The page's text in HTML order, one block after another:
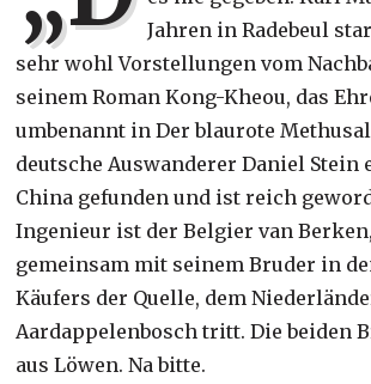
Jahren in Radebeul
sehr wohl Vorstellungen vom
seinem Roman Kong-Kheou, das
umbenannt in Der blaurote
deutsche Auswanderer Daniel Stein
China gefunden und ist reich
Ingenieur ist der Belgier van
gemeinsam mit seinem Bruder in
Käufers der Quelle, dem
Aardappelenbosch tritt. Die beiden
aus Löwen. Na bitte.